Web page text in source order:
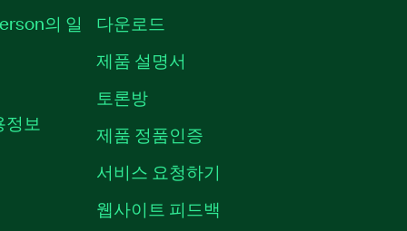
의 일
보
다운로드
제품 설명서
토론방
제품 정품인증
서비스 요청하기
웹사이트 피드백